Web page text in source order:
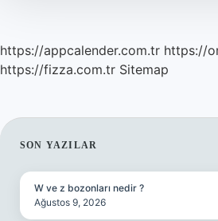
https://appcalender.com.tr https://
https://fizza.com.tr Sitemap
SIDEBAR
SON YAZILAR
W ve z bozonları nedir ?
Ağustos 9, 2026